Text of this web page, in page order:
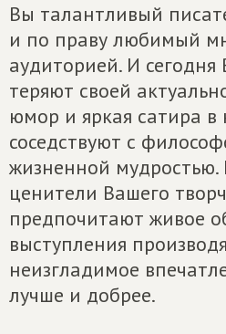
Вы талантливый
и по праву любимый
аудиторией. И
теряют своей
юмор и яркая сатира в
соседствуют с
жизненной
ценители Вашего
предпочитают живое
выступления
неизгладимое
лучше и добрее.